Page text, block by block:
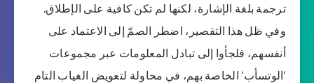
ترجمة بلغة الإشارة، لكنها لم تكن كافية على الإطلاق.
وفي ظل هذا التقصير، اضطر الصمّ إلى الاعتماد على
أنفسهم، فلجأوا إلى تبادل المعلومات عبر مجموعات
‘الوتسأب’ الخاصة بهم، في محاولة لتعويض الغياب التام